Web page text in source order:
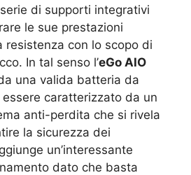
di supporti integrativi
le sue prestazioni
resistenza con lo scopo di
In tal senso l’eGo AIO
una valida batteria da
caratterizzato da un
anti-perdita che si rivela
la sicurezza dei
un’interessante
dato che basta